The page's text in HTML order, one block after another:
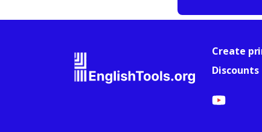
Create
Discounts